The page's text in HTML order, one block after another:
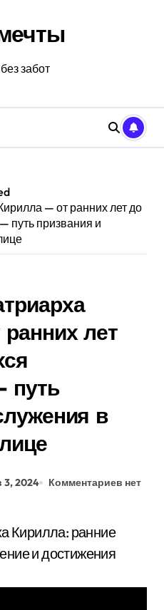
забот
— от ранних лет до
путь призвания и
лет
путь
в
3, 2024 Комментариев нет